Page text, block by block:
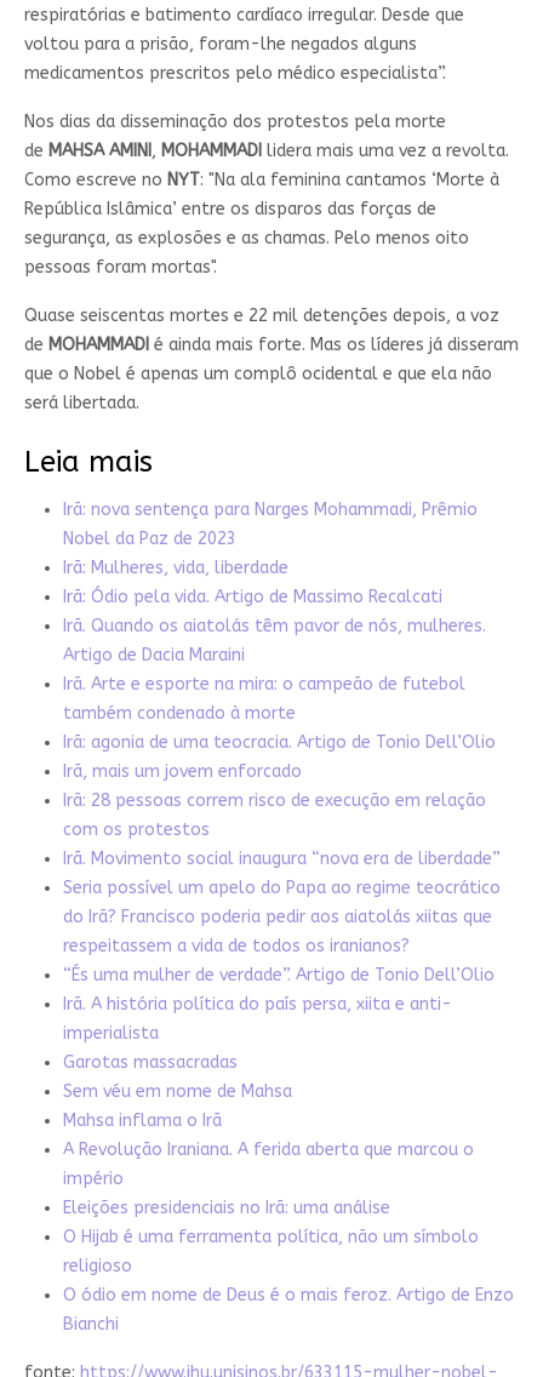
respiratórias e batimento cardíaco irregular. Desde que
voltou para a prisão, foram-lhe negados alguns
medicamentos prescritos pelo médico especialista”.
Nos dias da disseminação dos protestos pela morte
de MAHSA AMINI , MOHAMMADI lidera mais uma vez a revolta.
Como escreve no NYT: "Na ala feminina cantamos ‘Morte à
República Islâmica’ entre os disparos das forças de
segurança, as explosões e as chamas. Pelo menos oito
pessoas foram mortas".
Quase seiscentas mortes e 22 mil detenções depois, a voz
de MOHAMMADI é ainda mais forte. Mas os líderes já disseram
que o Nobel é apenas um complô ocidental e que ela não
será libertada.
Leia mais
Irã: nova sentença para Narges Mohammadi, Prêmio
Nobel da Paz de 2023
Irã: Mulheres, vida, liberdade
Irã: Ódio pela vida. Artigo de Massimo Recalcati
Irã. Quando os aiatolás têm pavor de nós, mulheres.
Artigo de Dacia Maraini
Irã. Arte e esporte na mira: o campeão de futebol
também condenado à morte
Irã: agonia de uma teocracia. Artigo de Tonio Dell’Olio
Irã, mais um jovem enforcado
Irã: 28 pessoas correm risco de execução em relação
com os protestos
Irã. Movimento social inaugura “nova era de liberdade”
Seria possível um apelo do Papa ao regime teocrático
do Irã? Francisco poderia pedir aos aiatolás xiitas que
respeitassem a vida de todos os iranianos?
“És uma mulher de verdade”. Artigo de Tonio Dell’Olio
Irã. A história política do país persa, xiita e anti-
imperialista
Garotas massacradas
Sem véu em nome de Mahsa
Mahsa inflama o Irã
A Revolução Iraniana. A ferida aberta que marcou o
império
Eleições presidenciais no Irã: uma análise
O Hijab é uma ferramenta política, não um símbolo
religioso
O ódio em nome de Deus é o mais feroz. Artigo de Enzo
Bianchi
fonte: https://www.ihu.unisinos.br/633115-mulher-nobel-